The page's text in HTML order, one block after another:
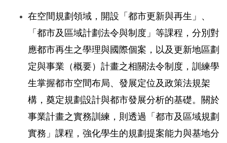
在空間規劃領域，開設「都市更新與再生」、
「都市及區域計劃法令與制度」等課程，分別對
應都市再生之學理與國際個案，以及更新地區劃
定與事業（概要）計畫之相關法令制度，訓練學
生掌握都市空間布局、發展定位及政策法規架
構，奠定規劃設計與都市發展分析的基礎。關於
事業計畫之實務訓練，則透過「都市及區域規劃
實務」課程，強化學生的規劃提案能力與基地分